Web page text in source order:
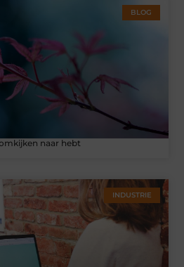
BLOG
naar hebt
INDUSTRIE